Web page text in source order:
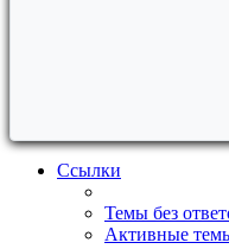
Ссылки
Темы без
Активные